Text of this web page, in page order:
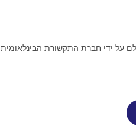
על ידי חברת התקשורת הבינלאומית